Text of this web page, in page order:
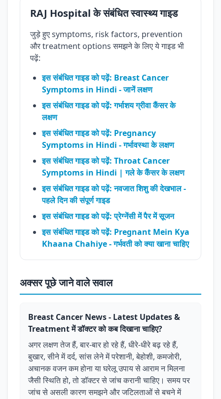
RAJ Hospital के संबंधित स्वास्थ्य गाइड
जुड़े हुए symptoms, risk factors, prevention
और treatment options समझने के लिए ये गाइड भी
पढ़ें:
इस संबंधित गाइड को पढ़ें: Breast Cancer
Symptoms in Hindi - जानें लक्षण
इस संबंधित गाइड को पढ़ें: गर्भाशय ग्रीवा कैंसर के
लक्षण
इस संबंधित गाइड को पढ़ें: Pregnancy
Symptoms in Hindi - गर्भावस्था के लक्षण
इस संबंधित गाइड को पढ़ें: Throat Cancer
Symptoms in Hindi | गले के कैंसर के लक्षण
इस संबंधित गाइड को पढ़ें: नवजात शिशु की देखभाल -
पहले दिन की संपूर्ण गाइड
इस संबंधित गाइड को पढ़ें: प्रेग्नेंसी में पैर में सूजन
इस संबंधित गाइड को पढ़ें: Pregnant Mein Kya
Khaana Chahiye - गर्भवती को क्या खाना चाहिए
अक्सर पूछे जाने वाले सवाल
Breast Cancer News - Latest Updates &
Treatment में डॉक्टर को कब दिखाना चाहिए?
अगर लक्षण तेज हैं, बार-बार हो रहे हैं, धीरे-धीरे बढ़ रहे हैं,
बुखार, सीने में दर्द, सांस लेने में परेशानी, बेहोशी, कमजोरी,
अचानक वजन कम होना या घरेलू उपाय से आराम न मिलना
जैसी स्थिति हो, तो डॉक्टर से जांच करानी चाहिए। समय पर
जांच से असली कारण समझने और जटिलताओं से बचने में